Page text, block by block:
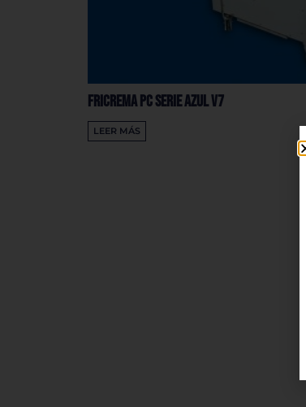
FRICREMA PC Serie AZUL V7
LEER MÁS